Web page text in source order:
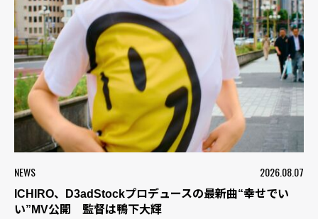
NEWS 2026.08.07
ICHIRO、D3adStockプロデュースの最新曲“幸せでい
い”MV公開 監督は鴨下大輝